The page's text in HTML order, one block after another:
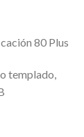
80 Plus
templado,